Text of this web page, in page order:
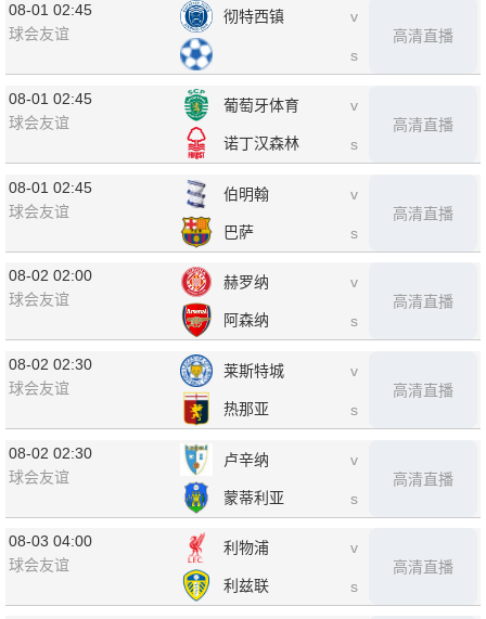
08-01 02:45
球会友谊
彻特西镇 v
s
高清直播
08-01 02:45
球会友谊
葡萄牙体育
诺丁汉森林
v
s
高清直播
08-01 02:45
球会友谊
伯明翰
巴萨
v
s
高清直播
08-02 02:00
球会友谊
赫罗纳
阿森纳
v
s
高清直播
08-02 02:30
球会友谊
莱斯特城
热那亚
v
s
高清直播
08-02 02:30
球会友谊
卢辛纳
蒙蒂利亚
v
s
高清直播
08-03 04:00
球会友谊
利物浦
利兹联
v
s
高清直播